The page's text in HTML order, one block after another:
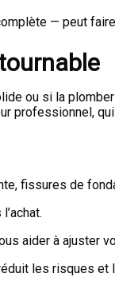
— peut
ou si la
professionnel,
fissures de
aider à ajuster
les risques et